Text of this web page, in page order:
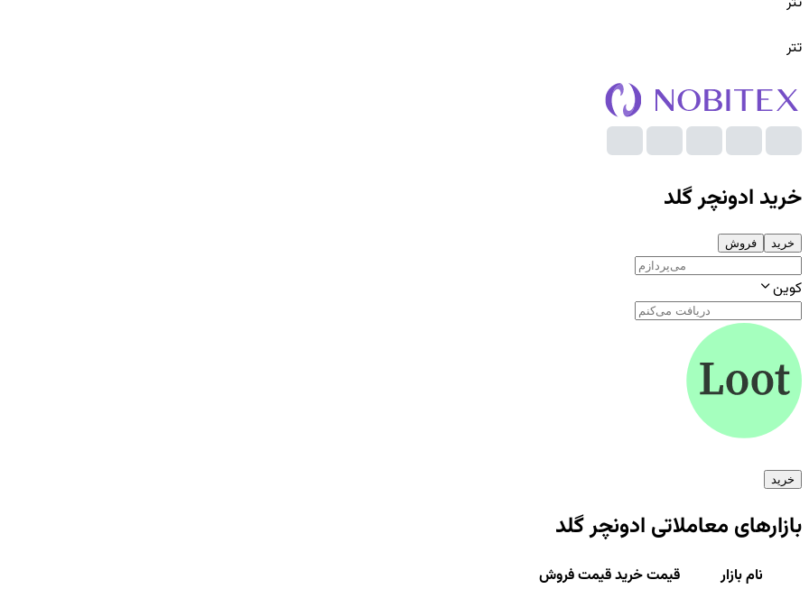
تتر
خرید ادونچر گلد
خرید فروش
کوین
خرید
بازارهای معاملاتی ادونچر گلد
نام بازار قیمت خریدقیمت فروش